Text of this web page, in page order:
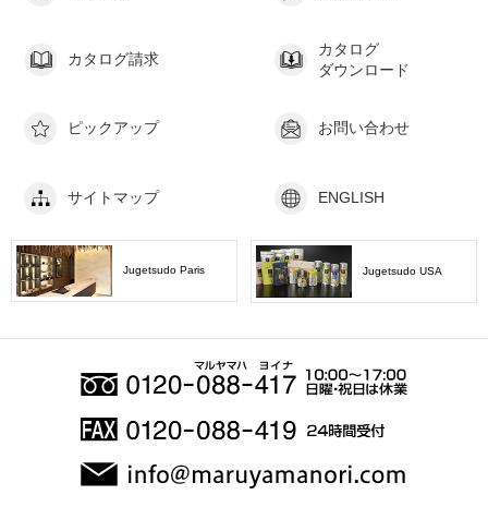
カタログ請求
カタログ
ダウンロード
ピックアップ お問い合わせ
サイトマップ ENGLISH
Jugetsudo Paris Jugetsudo USA